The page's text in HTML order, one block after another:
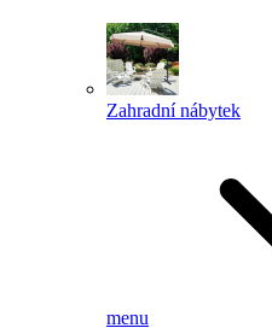
Zahradní nábytek
menu